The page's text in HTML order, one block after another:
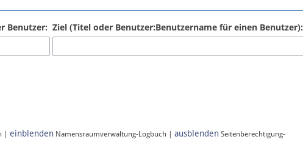
Benutzer: Ziel (Titel oder Benutzer:Benutzername für einen Benutzer):
| einblenden Namensraumverwaltung-Logbuch | ausblenden Seitenberechtigung-